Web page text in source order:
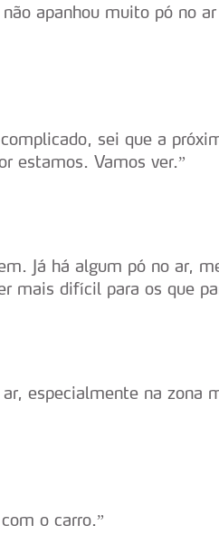
apanhou muito pó no
sei que a
estamos. Vamos ver.”
Já há algum pó no ar,
mais difícil para os que
especialmente na zona
o carro.”